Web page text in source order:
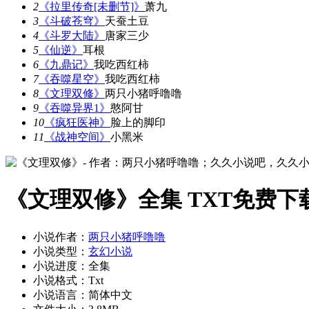
2 《拉里传奇[未删节]》 萧九
3 《斗破苍穹》 天蚕土豆
4 《斗罗大陆》
唐家三少
5 《仙逆》 耳根
6 《九鼎记》 我吃西红柿
7《吞噬星空》 我吃西红柿
8 《文理双修》 两只小猪呼噜噜
9 《吞噬异界1》 憨阿甘
10 《疯狂医神》 脸上的脚印
11
《战神空间》 小黑米
《文理双修》全集 TXT免费下
小说作者： 两只小猪呼噜噜
小说类型： 玄幻小说
小说进度：全集
小说格式：Txt
小说语言：简体中文